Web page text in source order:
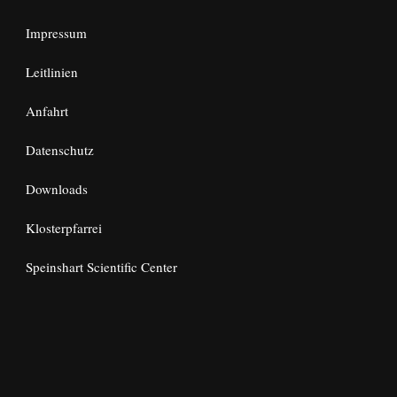
Impressum
Leitlinien
Anfahrt
Datenschutz
Downloads
Klosterpfarrei
Speinshart Scientific Center